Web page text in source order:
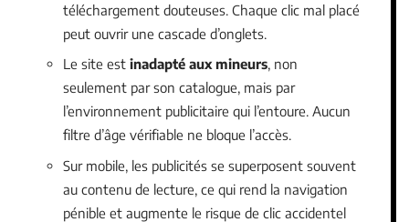
téléchargement douteuses. Chaque clic mal placé
peut ouvrir une cascade d’onglets.
Le site est inadapté aux mineurs, non
seulement par son catalogue, mais par
l’environnement publicitaire qui l’entoure. Aucun
filtre d’âge vérifiable ne bloque l’accès.
Sur mobile, les publicités se superposent souvent
au contenu de lecture, ce qui rend la navigation
pénible et augmente le risque de clic accidentel